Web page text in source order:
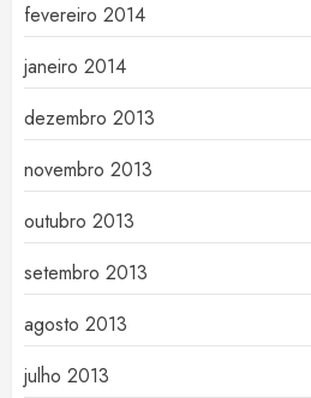
fevereiro 2014
janeiro 2014
dezembro 2013
novembro 2013
outubro 2013
setembro 2013
agosto 2013
julho 2013